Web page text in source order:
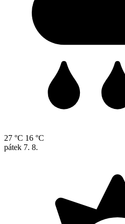
27 °C 16 °C
pátek 7. 8.